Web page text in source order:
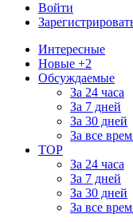
Войти
Интересные
Новые +2
Обсуждаемые
За 24 часа
За 7 дней
За 30 дней
За все
TOP
За 24 часа
За 7 дней
За 30 дней
За все